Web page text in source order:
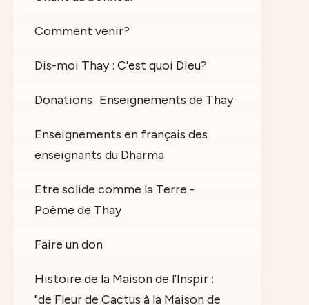
Comment venir?
Dis-moi Thay : C'est quoi Dieu?
Donations Enseignements de Thay
Enseignements en français des
enseignants du Dharma
Etre solide comme la Terre -
Poème de Thay
Faire un don
Histoire de la Maison de l'Inspir :
"de Fleur de Cactus à la Maison de